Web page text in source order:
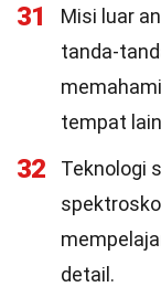
31
Misi luar
tanda-
tempat
32
Teknologi
detail.